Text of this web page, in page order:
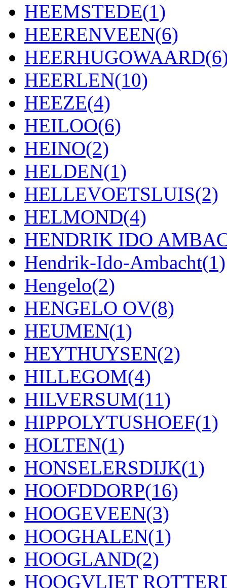
HEEMSTEDE(1)
HEERENVEEN(6)
HEERHUGOWAARD
HEERLEN(10)
HEEZE(4)
HEILOO(6)
HEINO(2)
HELDEN(1)
HELLEVOETSLUIS(2)
HELMOND(4)
HENDRIK IDO
Hendrik-Ido-Ambacht(1)
Hengelo(2)
HENGELO OV(8)
HEUMEN(1)
HEYTHUYSEN(2)
HILLEGOM(4)
HILVERSUM(11)
HIPPOLYTUSHOEF(1)
HOLTEN(1)
HONSELERSDIJK(1)
HOOFDDORP(16)
HOOGEVEEN(3)
HOOGHALEN(1)
HOOGLAND(2)
HOOGVLIET